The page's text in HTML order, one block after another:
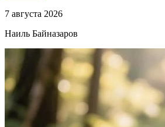
7 августа 2026
Наиль Байназаров